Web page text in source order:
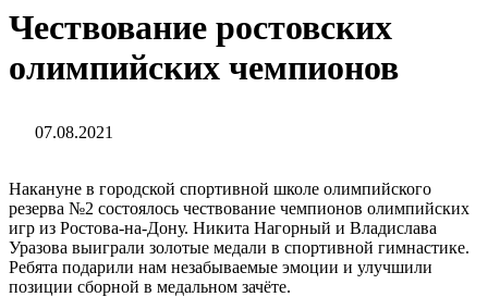
Чествование ростовских
олимпийских чемпионов
07.08.2021
Накануне в городской спортивной школе олимпийского
резерва №2 состоялось чествование чемпионов олимпийских
игр из Ростова-на-Дону. Никита Нагорный и Владислава
Уразова выиграли золотые медали в спортивной гимнастике.
Ребята подарили нам незабываемые эмоции и улучшили
позиции сборной в медальном зачёте.